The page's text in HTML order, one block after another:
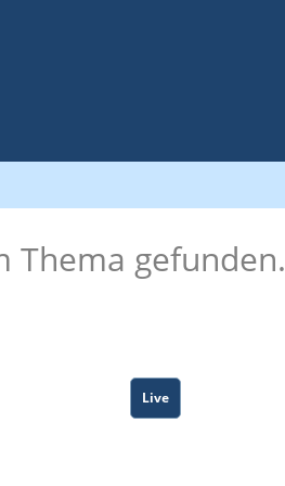
Thema gefunden.
Live